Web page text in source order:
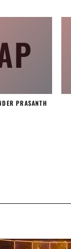
PRASANTH